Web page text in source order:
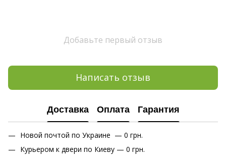
Добавьте первый отзыв
Написать отзыв
Доставка Оплата Гарантия
Новой почтой по Украине — 0 грн.
Курьером к двери по Киеву — 0 грн.